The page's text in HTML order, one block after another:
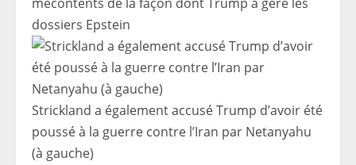
dossiers Epstein
Strickland a également accusé Trump d’avoir été
poussé à la guerre contre l’Iran par Netanyahu
(à gauche)